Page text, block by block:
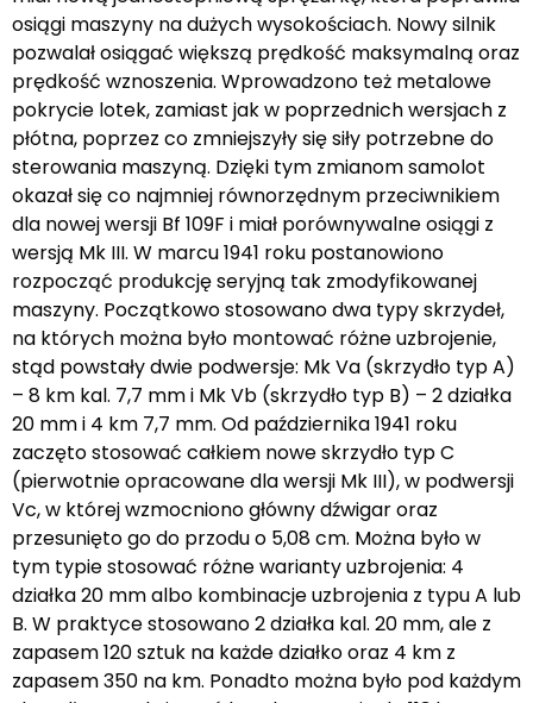
osiągi maszyny na dużych wysokościach. Nowy silnik
pozwalał osiągać większą prędkość maksymalną oraz
prędkość wznoszenia. Wprowadzono też metalowe
pokrycie lotek, zamiast jak w poprzednich wersjach z
płótna, poprzez co zmniejszyły się siły potrzebne do
sterowania maszyną. Dzięki tym zmianom samolot
okazał się co najmniej równorzędnym przeciwnikiem
dla nowej wersji Bf 109F i miał porównywalne osiągi z
wersją Mk III. W marcu 1941 roku postanowiono
rozpocząć produkcję seryjną tak zmodyfikowanej
maszyny. Początkowo stosowano dwa typy skrzydeł,
na których można było montować różne uzbrojenie,
stąd powstały dwie podwersje: Mk Va (skrzydło typ A)
– 8 km kal. 7,7 mm i Mk Vb (skrzydło typ B) – 2 działka
20 mm i 4 km 7,7 mm. Od października 1941 roku
zaczęto stosować całkiem nowe skrzydło typ C
(pierwotnie opracowane dla wersji Mk III), w podwersji
Vc, w której wzmocniono główny dźwigar oraz
przesunięto go do przodu o 5,08 cm. Można było w
tym typie stosować różne warianty uzbrojenia: 4
działka 20 mm albo kombinacje uzbrojenia z typu A lub
B. W praktyce stosowano 2 działka kal. 20 mm, ale z
zapasem 120 sztuk na każde działko oraz 4 km z
zapasem 350 na km. Ponadto można było pod każdym